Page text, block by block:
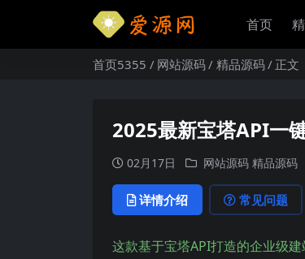
首页
首页5355 网站源码 精品源码 正文
2025最新宝塔API一
02月17日 网站源码 精品源码
详情介绍 常见问题
这款基于宝塔API打造的企业级